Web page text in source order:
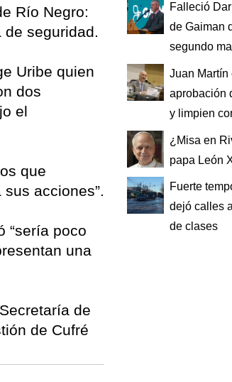
Río Negro:
de seguridad.
Uribe quien
dos
el
que
acciones”.
“sería poco
una
de
de Cufré
Falleció
de Gaiman
segundo
Juan Martín
aprobación
y limpien
¿Misa en
papa León
Fuerte
dejó calles
de clases